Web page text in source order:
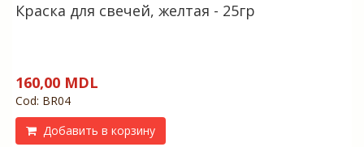
Краска для свечей, желтая - 25гр
160,00 MDL
Cod: BR04
Добавить в корзину